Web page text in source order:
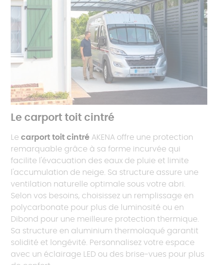
Le carport toit cintré
Lecarport toit cintré AKENA offre une protection
remarquable grâce à sa forme incurvée qui
facilite l'évacuation des eaux de pluie et limite
l'accumulation de neige. Sa structure assure une
ventilation naturelle optimale sous votre abri.
Selon vos besoins, choisissez un remplissage en
polycarbonate pour plus de luminosité ou en
Dibond pour une meilleure protection thermique.
Sa structure en aluminium thermolaqué garantit
solidité et longévité. Personnalisez votre espace
avec un éclairage LED ou des brise-vues pour plus